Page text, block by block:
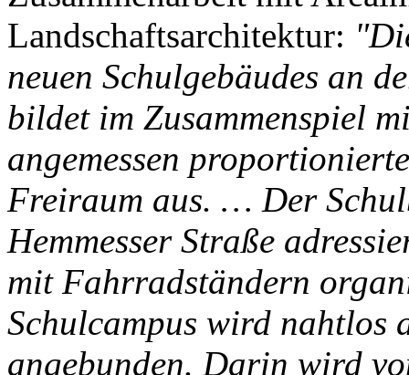
Landschaftsarchitektur:
neuen Schulgebäudes an
bildet im Zusammenspiel
angemessen
Freiraum aus. … Der
Hemmesser Straße
mit Fahrradständern
Schulcampus wird nahtlos
angebunden. Darin wird